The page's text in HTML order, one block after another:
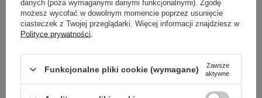
danych (poza wymaganymi danymi funkcjonalnymi). Zgodę
możesz wycofać w dowolnym momencie poprzez usunięcie
ciasteczek z Twojej przeglądarki. Więcej informacji znajdziesz w
Polityce prywatności
Funkcjonalne pliki cookie (wymagane)
Zawsze
aktywne